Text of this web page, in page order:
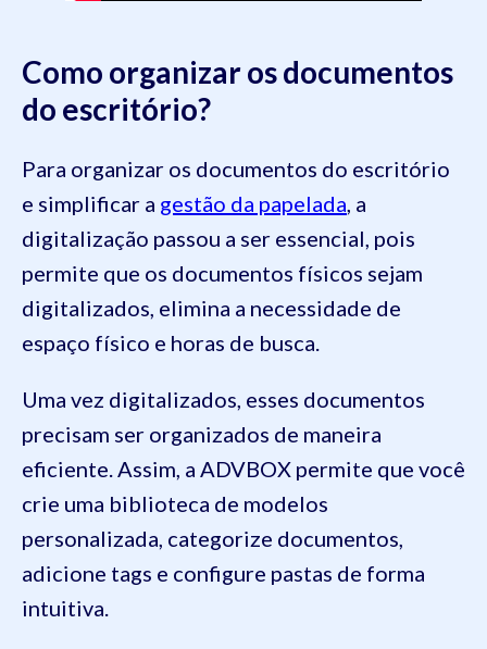
Como organizar os documentos
do escritório?
Para organizar os documentos do escritório
e simplificar a gestão da papelada , a
digitalização passou a ser essencial, pois
permite que os documentos físicos sejam
digitalizados, elimina a necessidade de
espaço físico e horas de busca.
Uma vez digitalizados, esses documentos
precisam ser organizados de maneira
eficiente. Assim, a ADVBOX permite que você
crie uma biblioteca de modelos
personalizada, categorize documentos,
adicione tags e configure pastas de forma
intuitiva.